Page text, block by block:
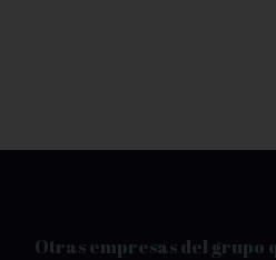
Otras empresas del grupo